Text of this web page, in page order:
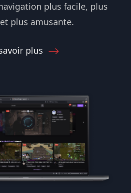
plus facile, plus
plus amusante.
plus